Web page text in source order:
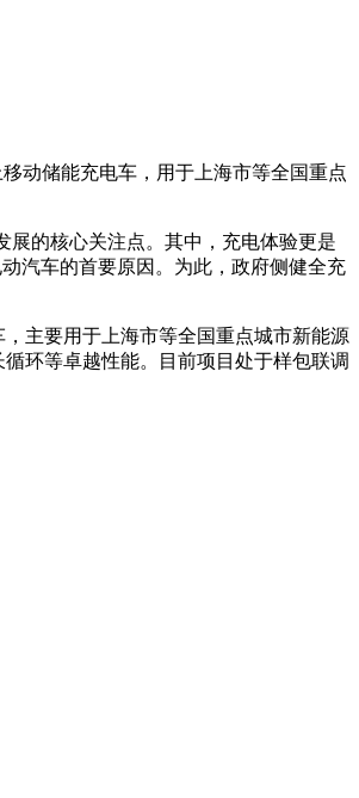
动储能充电车，用于上海市等全国重点
展的核心关注点。其中，充电体验更是
汽车的首要原因。为此，政府侧健全充
主要用于上海市等全国重点城市新能源
环等卓越性能。目前项目处于样包联调